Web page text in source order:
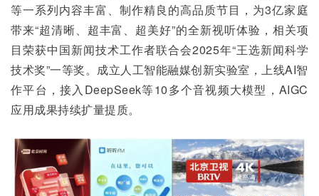
等一系列内容丰富、制作精良的高品质节目，为3亿家庭
带来“超清晰、超丰富、超美好”的全新视听体验，相关项
目荣获中国新闻技术工作者联合会2025年“王选新闻科学
技术奖”一等奖。成立人工智能融媒创新实验室，上线AI智
作平台，接入DeepSeek等10多个音视频大模型，AIGC
应用成果持续扩量提质。